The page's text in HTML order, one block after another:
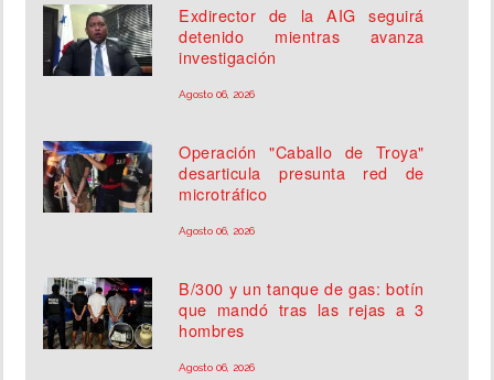
Exdirector de la AIG seguirá
detenido mientras avanza
investigación
Agosto 06, 2026
Operación "Caballo de Troya"
desarticula presunta red de
microtráfico
Agosto 06, 2026
B/300 y un tanque de gas: botín
que mandó tras las rejas a 3
hombres
Agosto 06, 2026